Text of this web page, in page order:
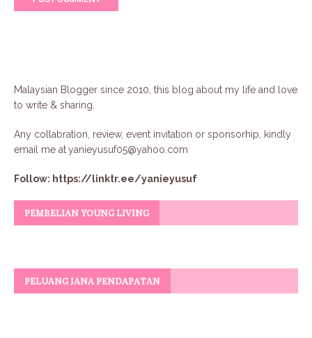
Malaysian Blogger since 2010, this blog about my life and love
to write & sharing.
Any collabration, review, event invitation or sponsorhip, kindly
email me atyanieyusuf05@yahoo.com
Follow: https://linktr.ee/yanieyusuf
PEMBELIAN YOUNG LIVING
PELUANG JANA PENDAPATAN